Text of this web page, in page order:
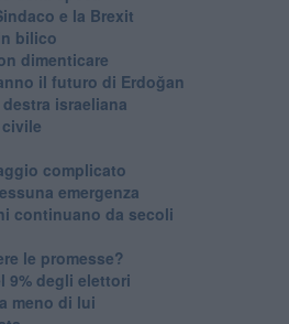
e la Brexit
bilico
dimenticare
il futuro di Erdoğan
israeliana
complicato
emergenza
continuano da secoli
le promesse?
9% degli elettori
meno di lui